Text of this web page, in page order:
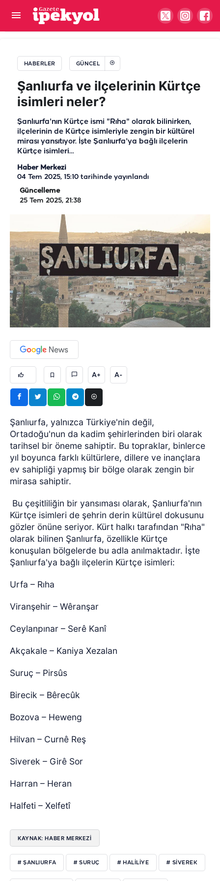
HABERLER GÜNCEL
Şanlıurfa ve ilçelerinin Kürtçe
isimleri neler?
Şanlıurfa'nın Kürtçe ismi "Rıha" olarak bilinirken,
ilçelerinin de Kürtçe isimleriyle zengin bir kültürel
mirası yansıtıyor. İşte Şanlıurfa'ya bağlı ilçelerin
Kürtçe isimleri…
Haber Merkezi
04 Tem 2025, 15:10 tarihinde yayınlandı
Güncelleme
25 Tem 2025, 21:38
A+ A-
Şanlıurfa, yalnızca Türkiye'nin değil,
Ortadoğu'nun da kadim şehirlerinden biri olarak
tarihsel bir öneme sahiptir. Bu topraklar, binlerce
yıl boyunca farklı kültürlere, dillere ve inançlara
ev sahipliği yapmış bir bölge olarak zengin bir
mirasa sahiptir.
Bu çeşitliliğin bir yansıması olarak, Şanlıurfa'nın
Kürtçe isimleri de şehrin derin kültürel dokusunu
gözler önüne seriyor. Kürt halkı tarafından "Rıha"
olarak bilinen Şanlıurfa, özellikle Kürtçe
konuşulan bölgelerde bu adla anılmaktadır. İşte
Şanlıurfa'ya bağlı ilçelerin Kürtçe isimleri:
Urfa – Rıha
Viranşehir – Wêranşar
Ceylanpınar – Serê Kanî
Akçakale – Kaniya Xezalan
Suruç – Pirsûs
Birecik – Bêrecûk
Bozova – Heweng
Hilvan – Curnê Reş
Siverek – Girê Sor
Harran – Heran
Halfeti – Xelfetî
KAYNAK: HABER MERKEZI
# ŞANLIURFA # SURUÇ # HALILIYE # SIVEREK
Şanlıurfa'da esnaftan örnek duyarlılık: Can